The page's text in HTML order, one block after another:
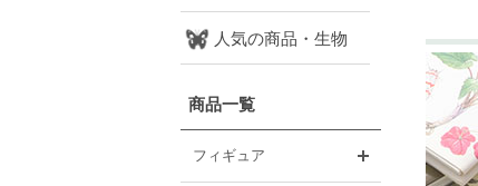
人気の商品・生物
商品一覧
フィギュア